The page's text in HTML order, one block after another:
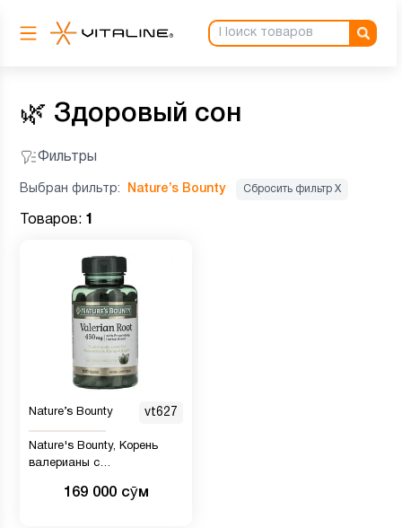
🌿 Здоровый сон
Фильтры
Выбран фильтр: Nature’s Bounty Сбросить фильтр Х
Товаров: 1
Nature’s Bounty vt627
Nature's Bounty, Корень
валерианы с
смесью, 450 мг, 100 капсул
169 000 сӯм